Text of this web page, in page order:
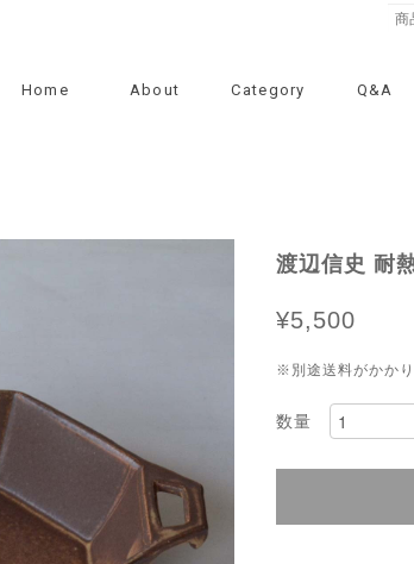
Home About Category Q&A
渡辺信史 耐
¥5,500
※別途送料がかかり
数量